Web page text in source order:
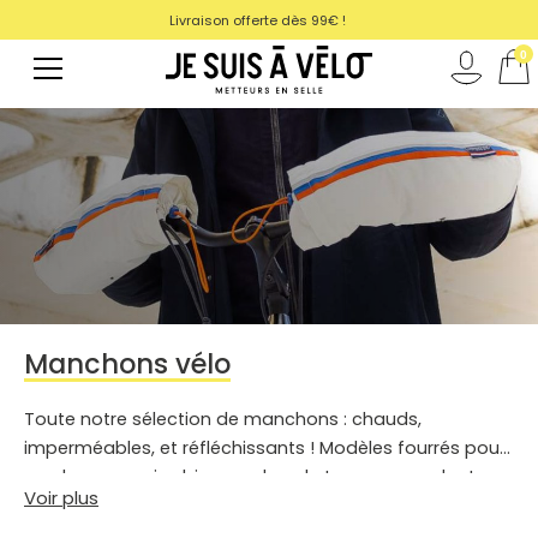
Manchons vélo
Toute notre sélection de manchons : chauds,
imperméables, et réfléchissants ! Modèles fourrés pour
garder vos mains bien au chaud et au sec pendant vos
trajets ! Nos conseils pour choisir le meilleur manchon
Voir plus
Livraison offerte dès 99€ !
magasin
0